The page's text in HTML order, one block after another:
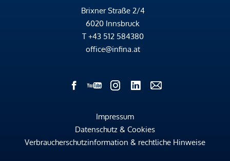
Brixner Straße 2/4
6020 Innsbruck
T +43 512 584380
office@infina.at
Impressum
Datenschutz & Cookies
Verbraucherschutzinformation & rechtliche Hinweise